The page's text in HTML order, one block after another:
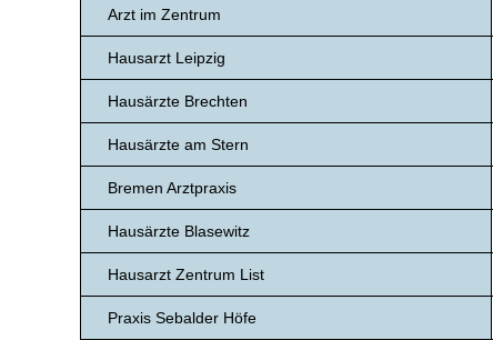
Arzt im Zentrum
Hausarzt Leipzig
Hausärzte Brechten
Hausärzte am Stern
Bremen Arztpraxis
Hausärzte Blasewitz
Hausarzt Zentrum List
Praxis Sebalder Höfe